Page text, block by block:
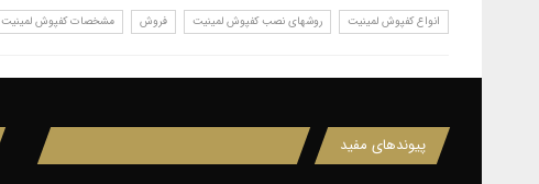
انواع کفپوش لمینیت روشهای نصب کفپوش لمینیت فروش مشخصات کفپوش لمینیت
پیوندهای مفید